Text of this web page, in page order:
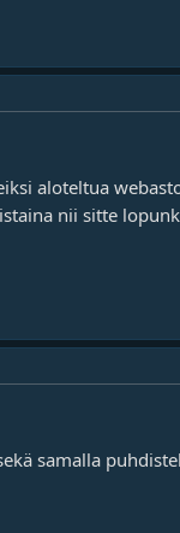
aloteltua
nii sitte
samalla